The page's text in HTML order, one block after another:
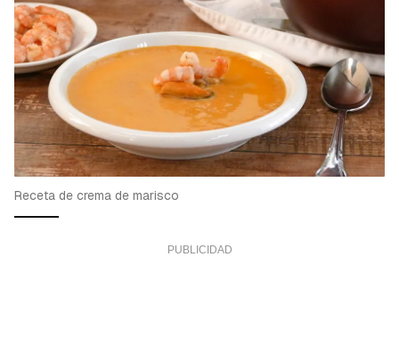
Receta de crema de marisco